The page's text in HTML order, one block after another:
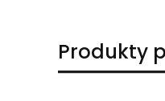
Produkty